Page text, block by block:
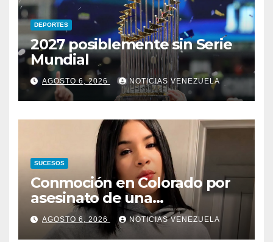
DEPORTES
2027 posiblemente sin Serie
Mundial
AGOSTO 6, 2026 NOTICIAS VENEZUELA
SUCESOS
Conmoción en Colorado por
asesinato de una
adolescente venezolana en
reunión con amigos
AGOSTO 6, 2026 NOTICIAS VENEZUELA